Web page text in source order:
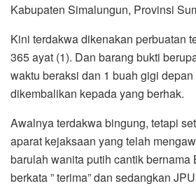
Kabupaten Simalungun, Provinsi
Kini terdakwa dikenakan perbuatan
365 ayat (1). Dan barang bukti
waktu beraksi dan 1 buah gigi
dikembalikan kepada yang berhak.
Awalnya terdakwa bingung, tetapi
aparat kejaksaan yang telah
barulah wanita putih cantik bernama
berkata ” terima” dan sedangkan